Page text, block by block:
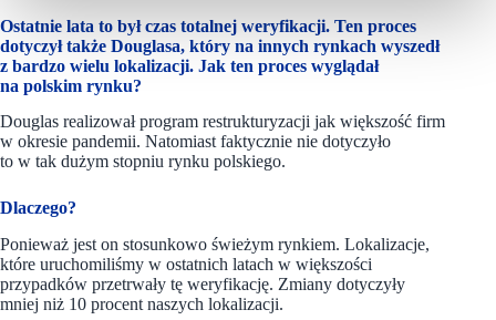
Ostatnie lata to był czas totalnej weryfikacji. Ten proces
dotyczył także Douglasa, który na innych rynkach wyszedł
z bardzo wielu lokalizacji. Jak ten proces wyglądał
na polskim rynku?
Douglas realizował program restrukturyzacji jak większość firm
w okresie pandemii. Natomiast faktycznie nie dotyczyło
to w tak dużym stopniu rynku polskiego.
Dlaczego?
Ponieważ jest on stosunkowo świeżym rynkiem. Lokalizacje,
które uruchomiliśmy w ostatnich latach w większości
przypadków przetrwały tę weryfikację. Zmiany dotyczyły
mniej niż 10 procent naszych lokalizacji.